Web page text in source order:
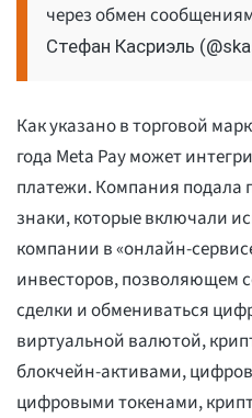
через обмен
Стефан Касриэль
Как указано в торговой
года Meta Pay может
платежи. Компания подала
знаки, которые включали
компании в «онлайн-
инвесторов, позволяющем
сделки и обмениваться
виртуальной валютой,
блокчейн-активами,
цифровыми токенами,